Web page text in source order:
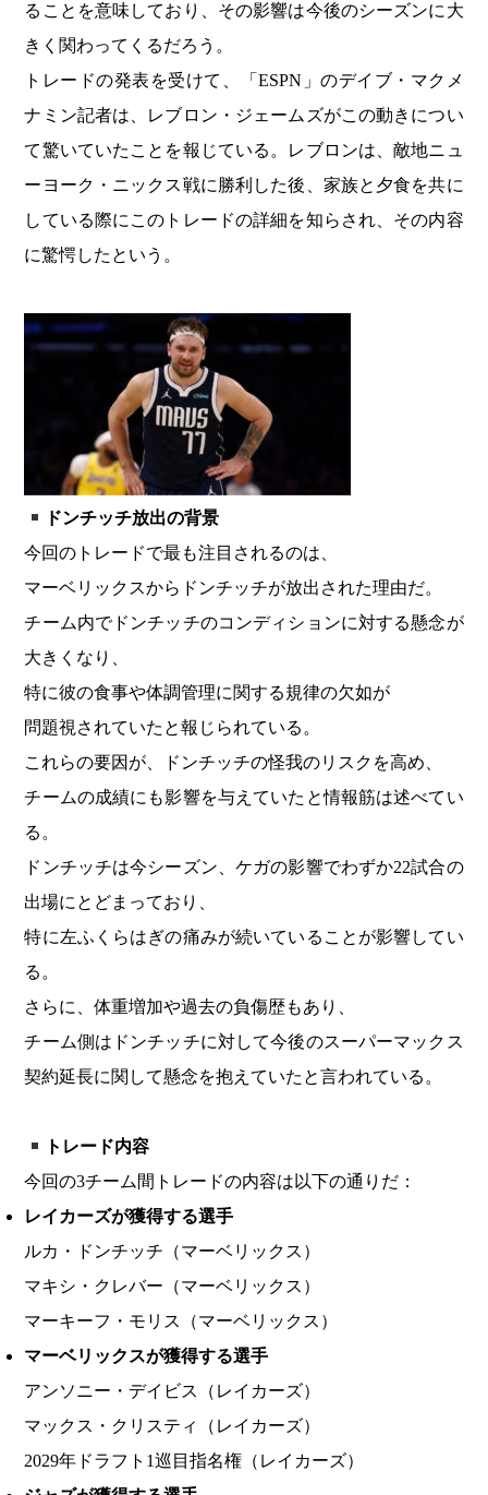
ることを意味しており、その影響は今後のシーズンに大
きく関わってくるだろう。
トレードの発表を受けて、「ESPN」のデイブ・マクメ
ナミン記者は、レブロン・ジェームズがこの動きについ
て驚いていたことを報じている。レブロンは、敵地ニュ
ーヨーク・ニックス戦に勝利した後、家族と夕食を共に
している際にこのトレードの詳細を知らされ、その内容
に驚愕したという。
ドンチッチ放出の背景
今回のトレードで最も注目されるのは、
マーベリックスからドンチッチが放出された理由だ。
チーム内でドンチッチのコンディションに対する懸念が
大きくなり、
特に彼の食事や体調管理に関する規律の欠如が
問題視されていたと報じられている。
これらの要因が、ドンチッチの怪我のリスクを高め、
チームの成績にも影響を与えていたと情報筋は述べてい
る。
ドンチッチは今シーズン、ケガの影響でわずか22試合の
出場にとどまっており、
特に左ふくらはぎの痛みが続いていることが影響してい
る。
さらに、体重増加や過去の負傷歴もあり、
チーム側はドンチッチに対して今後のスーパーマックス
契約延長に関して懸念を抱えていたと言われている。
トレード内容
今回の3チーム間トレードの内容は以下の通りだ：
レイカーズが獲得する選手
ルカ・ドンチッチ（マーベリックス）
マキシ・クレバー（マーベリックス）
マーキーフ・モリス（マーベリックス）
マーベリックスが獲得する選手
アンソニー・デイビス（レイカーズ）
マックス・クリスティ（レイカーズ）
2029年ドラフト1巡目指名権（レイカーズ）